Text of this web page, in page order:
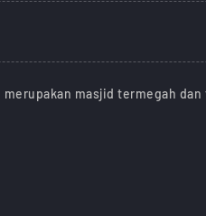
masjid termegah